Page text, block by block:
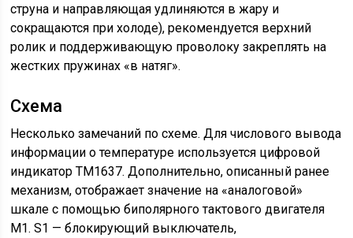
струна и направляющая удлиняются в жару и
сокращаются при холоде), рекомендуется верхний
ролик и поддерживающую проволоку закреплять на
жестких пружинах «в натяг».
Схема
Несколько замечаний по схеме. Для числового вывода
информации о температуре используется цифровой
индикатор TM1637. Дополнительно, описанный ранее
механизм, отображает значение на «аналоговой»
шкале с помощью биполярного тактового двигателя
М1. S1 — блокирующий выключатель,